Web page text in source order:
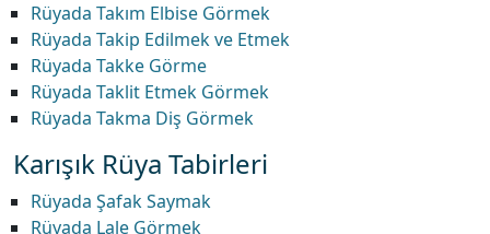
Rüyada Takım Elbise Görmek
Rüyada Takip Edilmek ve Etmek
Rüyada Takke Görme
Rüyada Taklit Etmek Görmek
Rüyada Takma Diş Görmek
Karışık Rüya Tabirleri
Rüyada Şafak Saymak
Rüyada Lale Görmek